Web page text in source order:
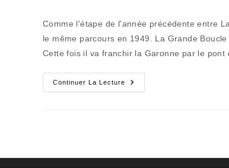
Comme l'étape de l'année précédente entre
le même parcours en 1949. La Grande
Cette fois il va franchir la Garonne par le pont
Continuer La Lecture
1949
: